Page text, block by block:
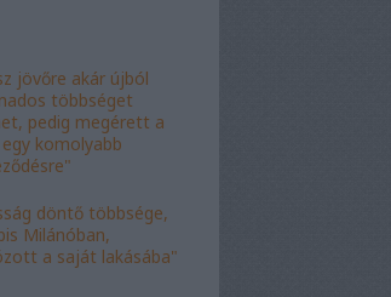
jövőre akár újból
többséget
pedig megérett a
komolyabb
döntő többsége,
Milánóban,
a saját lakásába"